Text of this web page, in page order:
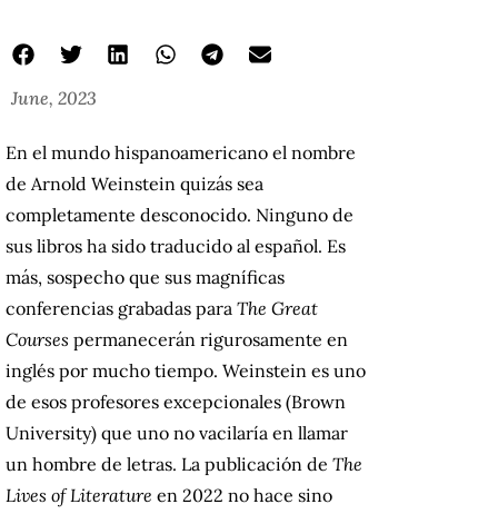
June, 2023
En el mundo hispanoamericano el nombre
de Arnold Weinstein quizás sea
completamente desconocido. Ninguno de
sus libros ha sido traducido al español. Es
más, sospecho que sus magníficas
conferencias grabadas para The Great
Courses permanecerán rigurosamente en
inglés por mucho tiempo. Weinstein es uno
de esos profesores excepcionales (Brown
University) que uno no vacilaría en llamar
un hombre de letras. La publicación de The
Lives of Literature en 2022 no hace sino